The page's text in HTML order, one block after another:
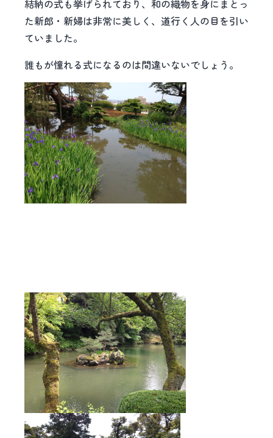
結納の式も挙げられており、和の織物を身にまとっ
た新郎・新婦は非常に美しく、道行く人の目を引い
ていました。
誰もが憧れる式になるのは間違いないでしょう。